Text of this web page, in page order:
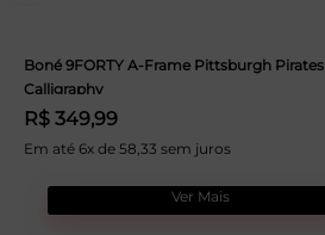
Boné 9FORTY A-Frame Pittsburgh Pirates
Calligraphy
R$ 349,99
Em até 6x de 58,33 sem juros
Ver Mais